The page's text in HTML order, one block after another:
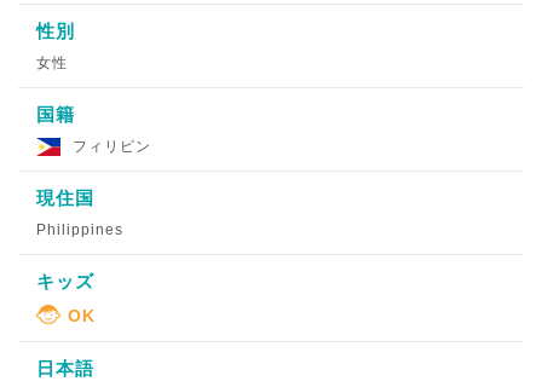
性別
女性
国籍
フィリピン
現住国
Philippines
キッズ
日本語